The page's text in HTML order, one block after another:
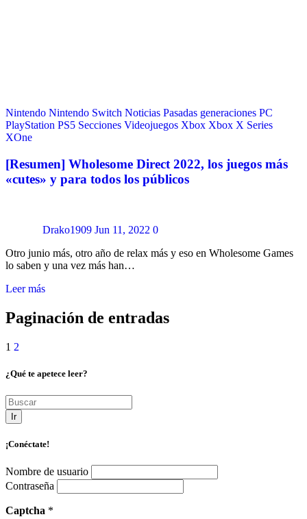
Nintendo Nintendo Switch Noticias Pasadas generaciones PC
PlayStation PS5 Secciones Videojuegos Xbox Xbox X Series
XOne
[Resumen] Wholesome Direct 2022, los juegos más
«cutes» y para todos los públicos
Drako1909 Jun 11, 2022 0
Otro junio más, otro año de relax más y eso en Wholesome Games
lo saben y una vez más han…
Leer más
Paginación de entradas
1 2
¿Qué te apetece leer?
Ir
¡Conéctate!
Nombre de usuario
Contraseña
Captcha *